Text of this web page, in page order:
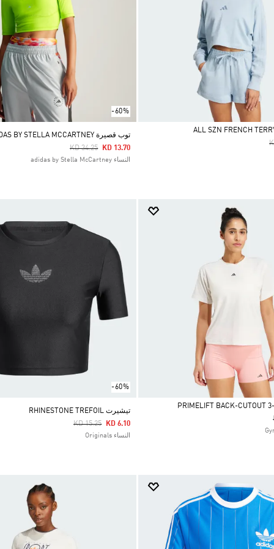
-60%
توب قصيرة ADIDAS BY STELLA MCCARTNEY
Price Reduced From
KD 34.25ToKD 13.70
النساء adidas by Stella McCartney
-60%
تيشيرت RHINESTONE TREFOIL
Price Reduced From
KD 15.25ToKD 6.10
النساء Originals